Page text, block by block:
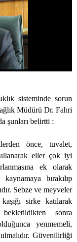
sisteminde sorun
Müdürü Dr. Fahri
şunları belirtti :
önce, tuvalet,
eller çok iyi
ek olarak
bırakılıp
Sebze ve meyveler
sirke katılarak
sonra
yenmemeli,
Güvenilirliği